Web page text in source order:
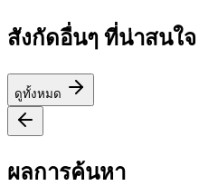
สังกัดอื่นๆ ที่น่าสนใจ
ดูทั้งหมด
ผลการค้นหา